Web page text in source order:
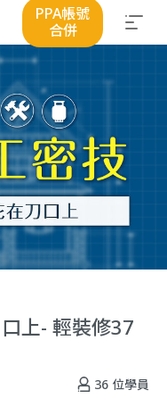
PPA帳號
合併
上- 輕裝修37
36 位學員